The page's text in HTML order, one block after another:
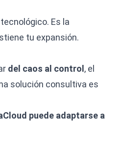
Es la
tu expansión.
del caos al control , el
solución consultiva es
puede adaptarse a